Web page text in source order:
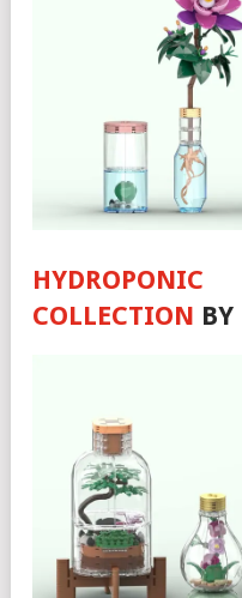
HYDROPONIC
COLLECTION BY